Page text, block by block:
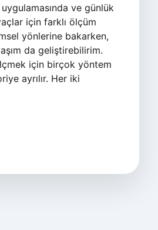
ve günlük
için farklı ölçüm
yönlerine bakarken,
da geliştirebilirim.
için birçok yöntem
ayrılır. Her iki